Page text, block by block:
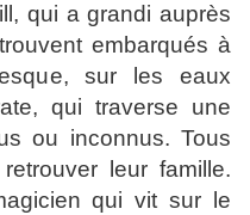
qui a grandi auprès
embarqués à
sur les eaux
qui traverse une
ou inconnus. Tous
leur famille.
qui vit sur le